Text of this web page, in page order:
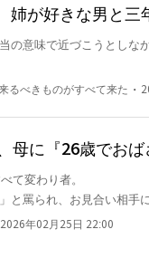
ら決めたものだった。
分も彼女を待たせた。
一人もおらず、オレン
要で、離婚時には工房
姉が好きな男と
け、ピーマン嫌
意味で近づこうとしなか
ではなく、ただ必要と
プレゼントの契約書の末
も止まらなかった。
誕生日おめでとう。そし
べきものがすべて来た ・
母に『26歳でお
果、五大財閥御
て変わり者。
と罵られ、お見合い相手
2026年02月25日 22:00